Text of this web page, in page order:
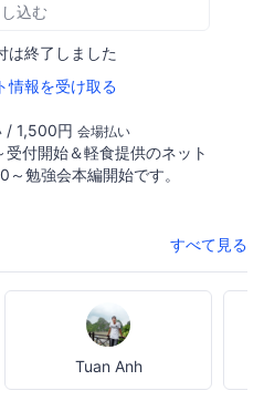
込む
は終了しました
情報を受け取る
/ 1,500円 会場払い
付開始＆軽食提供のネット
勉強会本編開始です。
すべて見る
Tuan Anh